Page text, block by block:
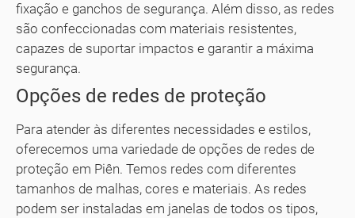
fixação e ganchos de segurança. Além disso, as redes
são confeccionadas com materiais resistentes,
capazes de suportar impactos e garantir a máxima
segurança.
Opções de redes de proteção
Para atender às diferentes necessidades e estilos,
oferecemos uma variedade de opções de redes de
proteção em Piên. Temos redes com diferentes
tamanhos de malhas, cores e materiais. As redes
podem ser instaladas em janelas de todos os tipos,